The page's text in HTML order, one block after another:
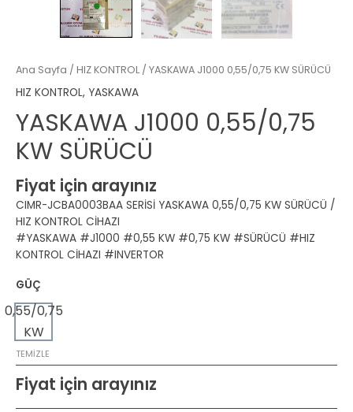
Ana Sayfa / HIZ KONTROL / YASKAWA J1000 0,55/0,75 KW SÜRÜCÜ
HIZ KONTROL, YASKAWA
YASKAWA J1000 0,55/0,75
KW SÜRÜCÜ
Fiyat için arayınız
CIMR-JCBA0003BAA SERİSİ YASKAWA 0,55/0,75 KW SÜRÜCÜ /
HIZ KONTROL CİHAZI
#YASKAWA #J1000 #0,55 KW #0,75 KW #SÜRÜCÜ #HIZ
KONTROL CİHAZI #INVERTOR
GÜÇ
0,55/0,75
KW
TEMIZLE
Fiyat için arayınız